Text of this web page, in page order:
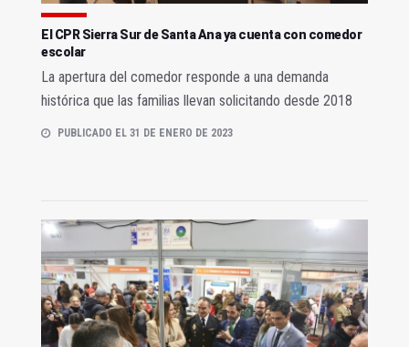
El CPR Sierra Sur de Santa Ana ya cuenta con comedor
escolar
La apertura del comedor responde a una demanda
histórica que las familias llevan solicitando desde 2018
PUBLICADO EL 31 DE ENERO DE 2023